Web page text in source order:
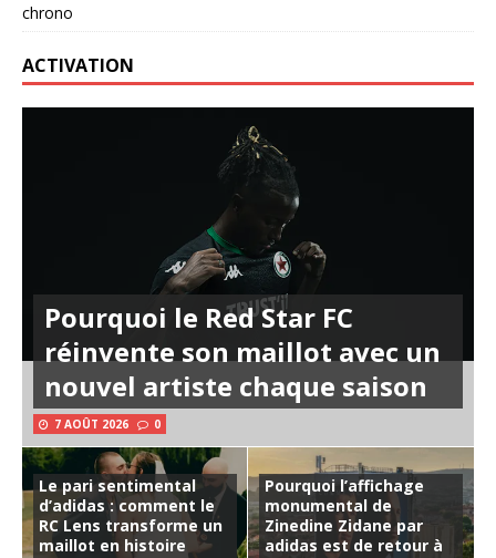
chrono
ACTIVATION
Pourquoi le Red Star FC
réinvente son maillot avec un
nouvel artiste chaque saison
7 AOÛT 2026 0
Le pari sentimental
d’adidas : comment le
RC Lens transforme un
maillot en histoire
Pourquoi l’affichage
monumental de
Zinedine Zidane par
adidas est de retour à